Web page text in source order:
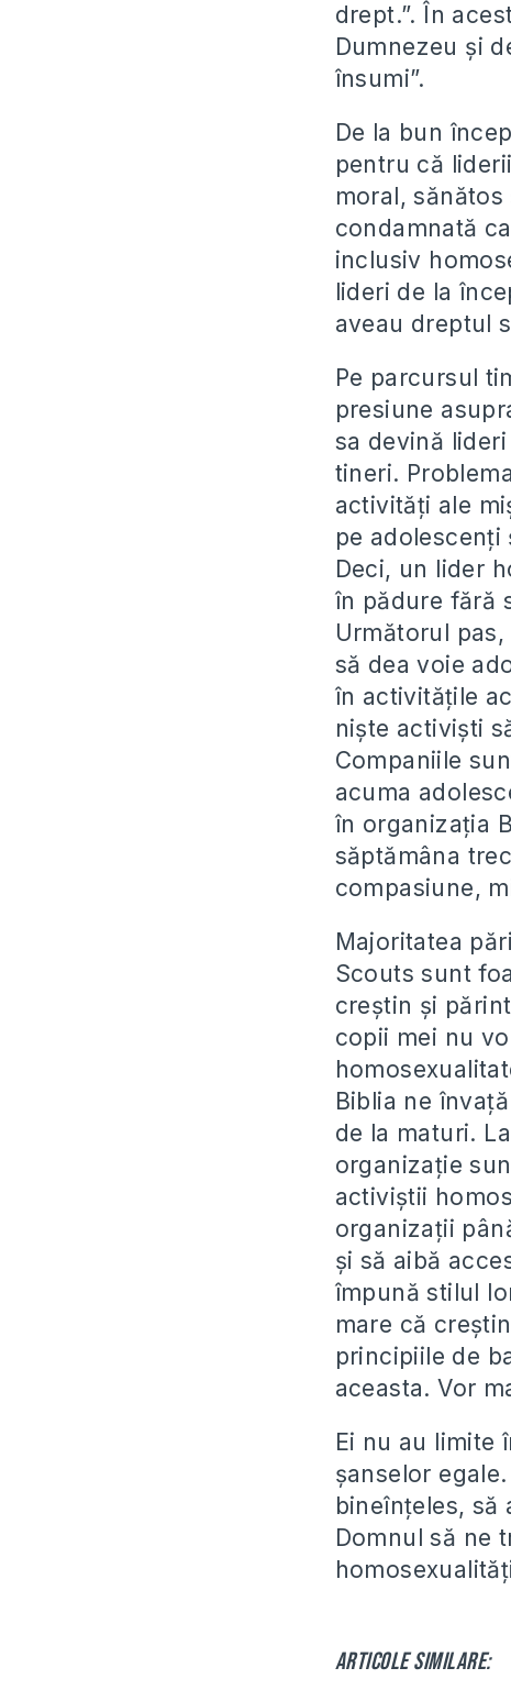
drept.”. În
Dumnezeu și
însumi”.
De la bun
pentru că
moral,
condamnată
inclusiv
lideri de la
aveau dreptul
Pe parcursul
presiune
sa devină
tineri.
activități ale
pe
Deci, un lider
în pădure fără
Următorul
să dea voie
în activitățile
niște activiști
Companiile
acuma
în organizația
săptămâna
compasiune,
Majoritatea
Scouts sunt
creștin și
copii mei nu
Biblia ne
de la maturi.
organizație
activiștii
organizații
și să aibă
împună stilul
mare că
principiile de
aceasta. Vor
Ei nu au limite
șanselor
bineînțeles, să
Domnul să ne
Articole similare: